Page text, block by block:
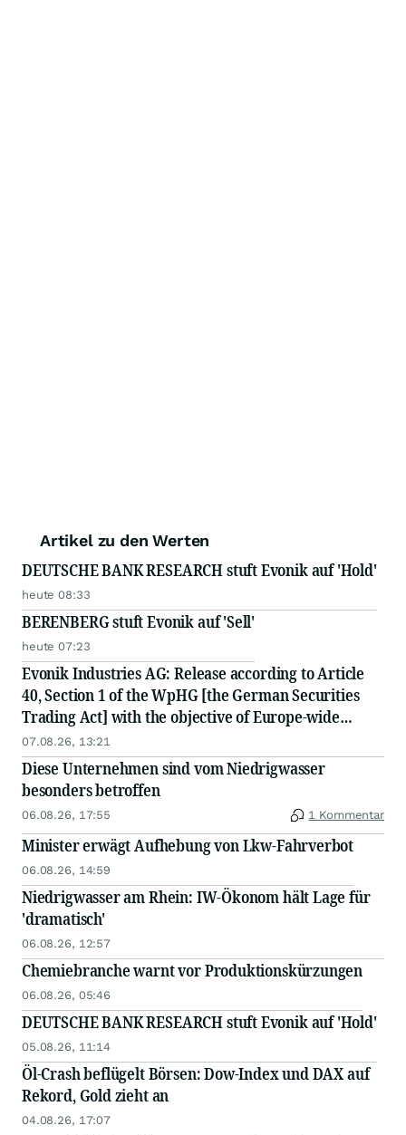
Artikel zu den Werten
DEUTSCHE BANK RESEARCH stuft Evonik auf 'Hold'
heute 08:33
BERENBERG stuft Evonik auf 'Sell'
heute 07:23
Evonik Industries AG: Release according to Article
40, Section 1 of the WpHG [the German Securities
Trading Act] with the objective of Europe-wide
distribution
07.08.26, 13:21
Diese Unternehmen sind vom Niedrigwasser
besonders betroffen
06.08.26, 17:55 1 Kommentar
Minister erwägt Aufhebung von Lkw-Fahrverbot
06.08.26, 14:59
Niedrigwasser am Rhein: IW-Ökonom hält Lage für
'dramatisch'
06.08.26, 12:57
Chemiebranche warnt vor Produktionskürzungen
06.08.26, 05:46
DEUTSCHE BANK RESEARCH stuft Evonik auf 'Hold'
05.08.26, 11:14
Öl-Crash beflügelt Börsen: Dow-Index und DAX auf
Rekord, Gold zieht an
04.08.26, 17:07